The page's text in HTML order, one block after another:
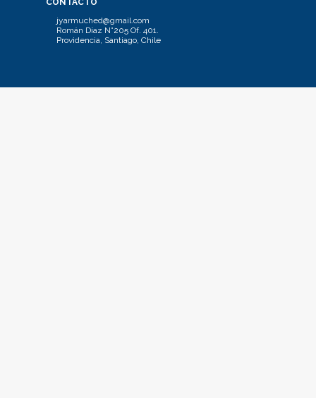
CONTACTO
jyarmuched@gmail.com
Román Díaz N°205 Of. 401.
Providencia, Santiago, Chile